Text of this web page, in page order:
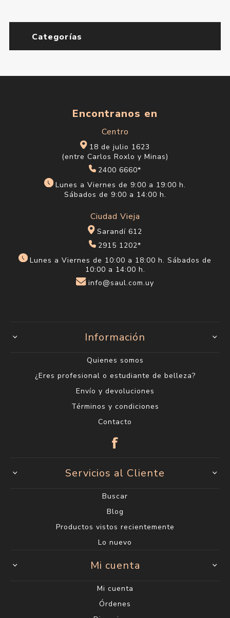
Categorías
Encontranos en
Centro
18 de julio 1623
(entre Carlos Roxlo y Minas)
2400 6660*
Lunes a Viernes de 9:00 a 19:00 h.
Sábados de 9:00 a 14:00 h.
Ciudad Vieja
Sarandí 612
2915 1202*
Lunes a Viernes de 10:00 a 18:00 h. Sábados de
10:00 a 14:00 h.
info@saul.com.uy
Información
Quienes somos
¿Eres profesional o estudiante de belleza?
Envío y devoluciones
Términos y condiciones
Contacto
Servicios al Cliente
Buscar
Blog
Productos vistos recientemente
Lo nuevo
Mi cuenta
Mi cuenta
Órdenes